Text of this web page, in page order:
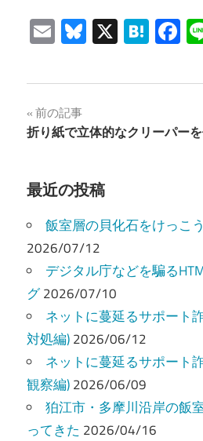
EmailBluesky
X
投
稿
ナ
ビ
ゲ
ー
シ
ョ
ン
前の記事
折り紙で立体的なクリーパー
最近の投稿
飯室層の貝化石をけっこ
2026/07/12
デジタル庁などを騙る
グ2026/07/10
ネットに蔓延るサポート
対処編)2026/06/12
ネットに蔓延るサポート
観察編)2026/06/09
狛江市・多摩川沿岸の飯
ってきた 2026/04/16